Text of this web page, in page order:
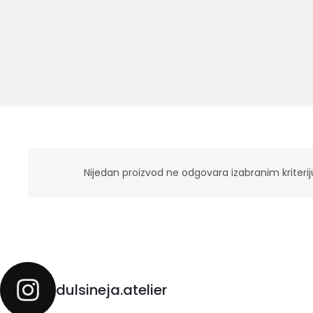
Nijedan proizvod ne odgovara izabranim
dulsineja.atelier